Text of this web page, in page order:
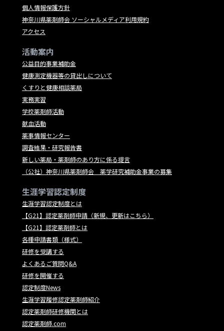
個人情報保護方針
神奈川県薬剤師会 ソーシャルメディア利用規約
アクセス
活動案内
公益目的事業補助金
健康測定機器等の貸出しについて
くすりと健康相談薬局
実務実習
学校薬剤師活動
献血活動
薬事情報センター
調査結果・研究報告書
新しい薬局・薬剤師のあり方に係る提言
（公社）神奈川県薬剤師会 薬学研究補助金事業の募集
生涯学習認定制度
生涯学習認定制度とは
【G21】認定薬剤師申請（新規、更新はこちら）
【G21】認定薬剤師とは
各種申請書類（様式）
研修を受講する
よくあるご質問Q&A
研修を開催する
認定制度News
生涯学習履修認定薬剤師紹介
認定薬剤師研修機関とは
認定薬剤師.com